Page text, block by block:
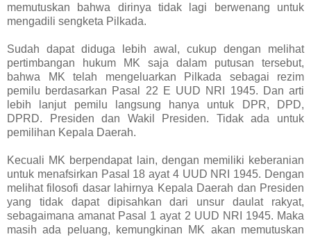
memutuskan bahwa dirinya tidak lagi berwenang untuk
mengadili sengketa Pilkada.
Sudah dapat diduga lebih awal, cukup dengan melihat
pertimbangan hukum MK saja dalam putusan tersebut,
bahwa MK telah mengeluarkan Pilkada sebagai rezim
pemilu berdasarkan Pasal 22 E UUD NRI 1945. Dan arti
lebih lanjut pemilu langsung hanya untuk DPR, DPD,
DPRD. Presiden dan Wakil Presiden. Tidak ada untuk
pemilihan Kepala Daerah.
Kecuali MK berpendapat lain, dengan memiliki keberanian
untuk menafsirkan Pasal 18 ayat 4 UUD NRI 1945. Dengan
melihat filosofi dasar lahirnya Kepala Daerah dan Presiden
yang tidak dapat dipisahkan dari unsur daulat rakyat,
sebagaimana amanat Pasal 1 ayat 2 UUD NRI 1945. Maka
masih ada peluang, kemungkinan MK akan memutuskan